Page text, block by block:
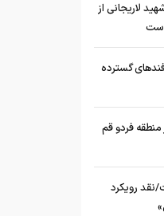
لاریجانی از
از پدافند‌های گسترده
فردو قم
نقد رویکرد